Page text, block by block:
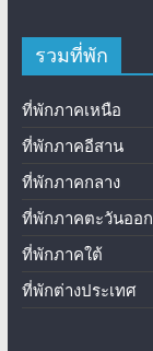
รวมที่พัก
ที่พักภาคเหนือ
ที่พักภาคอีสาน
ที่พักภาคกลาง
ที่พักภาคตะวันออก
ที่พักภาคใต้
ที่พักต่างประเทศ